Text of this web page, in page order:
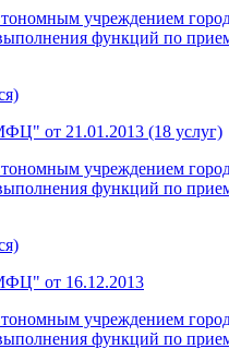
учреждением
функций по
от 21.01.2013 (18 услуг)
учреждением
функций по
от 16.12.2013
учреждением
функций по